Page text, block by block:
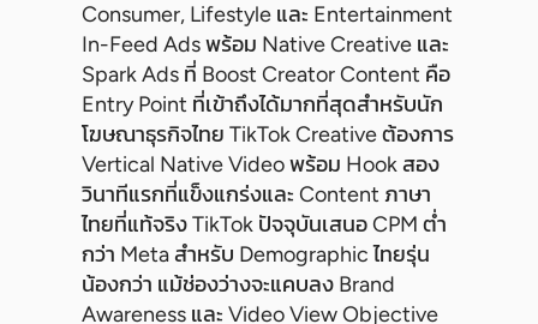
Consumer, Lifestyle และ Entertainment
In-Feed Ads พร้อม Native Creative และ
Spark Ads ที่ Boost Creator Content คือ
Entry Point ที่เข้าถึงได้มากที่สุดสำหรับนัก
โฆษณาธุรกิจไทย TikTok Creative ต้องการ
Vertical Native Video พร้อม Hook สอง
วินาทีแรกที่แข็งแกร่งและ Content ภาษา
ไทยที่แท้จริง TikTok ปัจจุบันเสนอ CPM ต่ำ
กว่า Meta สำหรับ Demographic ไทยรุ่น
น้องกว่า แม้ช่องว่างจะแคบลง Brand
Awareness และ Video View Objective